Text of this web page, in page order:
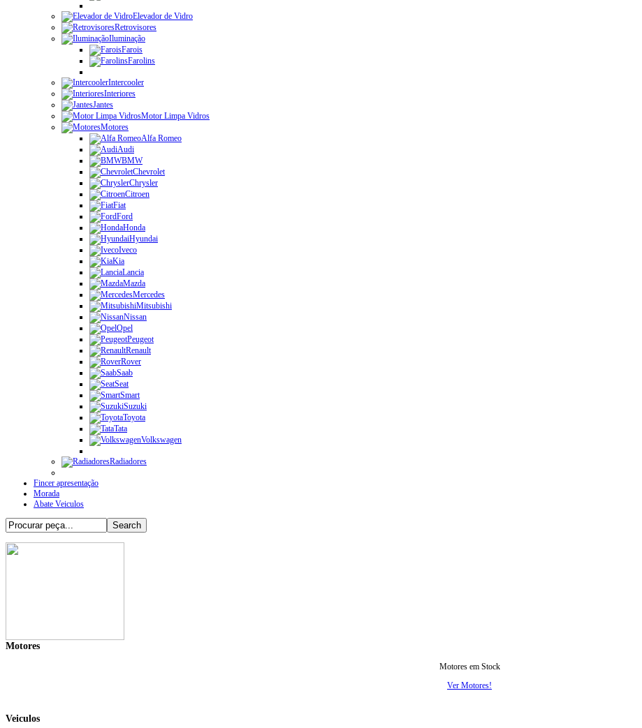
Elevador de Vidro
Retrovisores
Iluminação
Farois
Farolins
Intercooler
Interiores
Jantes
Motor Limpa Vidros
Motores
Alfa Romeo
Audi
BMW
Chevrolet
Chrysler
Citroen
Fiat
Ford
Honda
Hyundai
Iveco
Kia
Lancia
Mazda
Mercedes
Mitsubishi
Nissan
Opel
Peugeot
Renault
Rover
Saab
Seat
Smart
Suzuki
Toyota
Tata
Volkswagen
Radiadores
Fincer apresentação
Morada
Abate Veiculos
Motores
Motores em Stock
Ver Motores!
Veiculos